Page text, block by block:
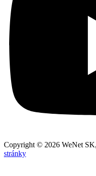
Copyright © 2026 WeNet
stránky